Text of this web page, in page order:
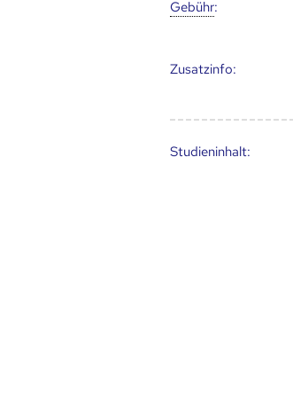
Gebühr:
Zusatz­info:
Studien­inhalt: